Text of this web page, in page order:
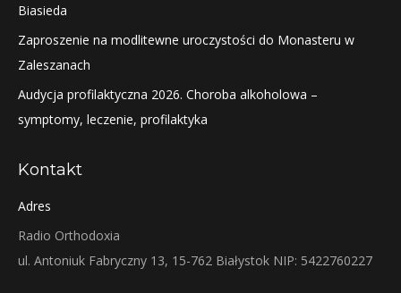
Biasieda
Zaproszenie na modlitewne uroczystości do Monasteru w
Zaleszanach
Audycja profilaktyczna 2026. Choroba alkoholowa –
symptomy, leczenie, profilaktyka
Kontakt
Adres
Radio Orthodoxia
ul. Antoniuk Fabryczny 13, 15-762 Białystok NIP: 5422760227